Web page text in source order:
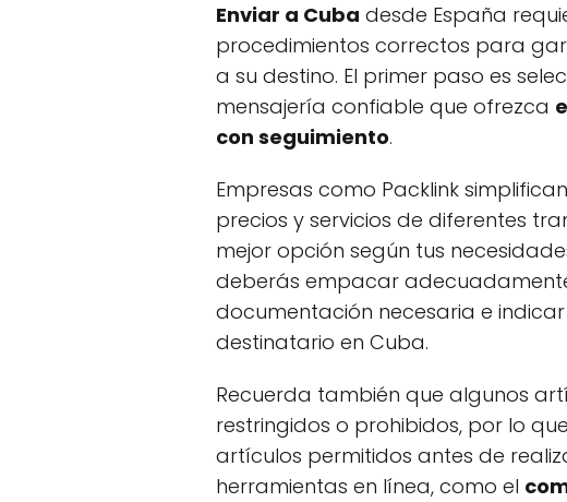
Enviar a Cuba desde España
procedimientos correctos para
a su destino. El primer paso es
mensajería confiable que ofrezca
con seguimiento.
Empresas como Packlink
precios y servicios de diferentes
mejor opción según tus
deberás empacar
documentación necesaria e
destinatario en Cuba.
Recuerda también que algunos
restringidos o prohibidos, por lo
artículos permitidos antes de
herramientas en línea, como el